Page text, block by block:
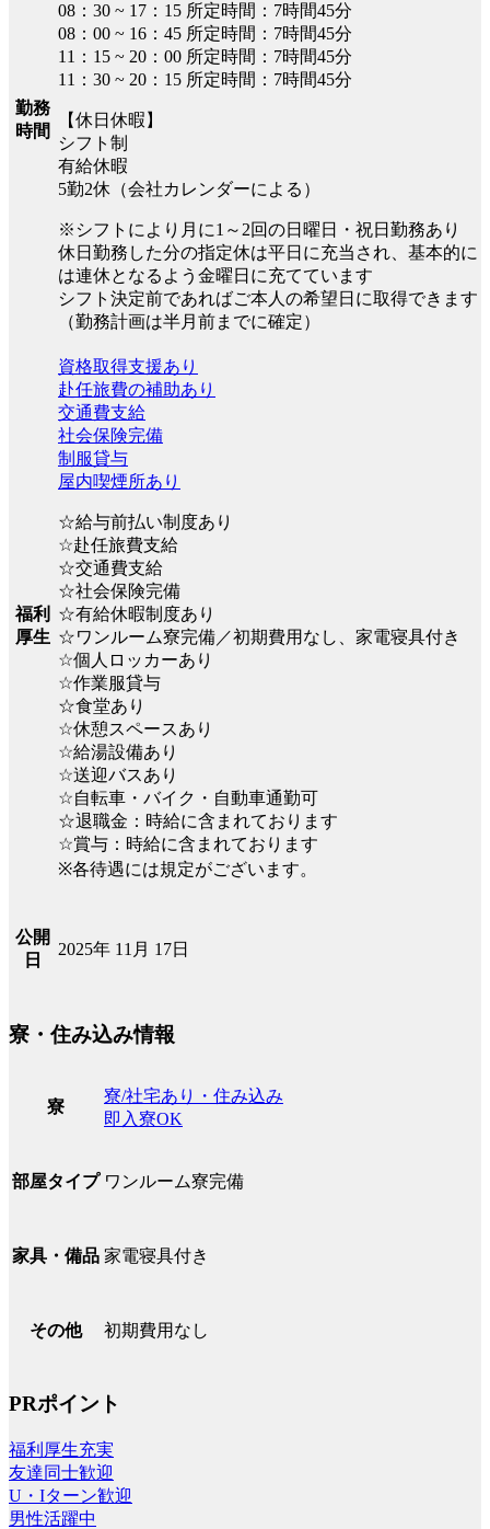
勤務
時間
08：30 ~ 17：15 所定時間：7時間45分
08：00 ~ 16：45 所定時間：7時間45分
11：15 ~ 20：00 所定時間：7時間45分
11：30 ~ 20：15 所定時間：7時間45分
【休日休暇】
シフト制
有給休暇
5勤2休（会社カレンダーによる）
※シフトにより月に1～2回の日曜日・祝日勤務あり
休日勤務した分の指定休は平日に充当され、基本的に
は連休となるよう金曜日に充てています
シフト決定前であればご本人の希望日に取得できます
（勤務計画は半月前までに確定）
福利
厚生
資格取得支援あり
赴任旅費の補助あり
交通費支給
社会保険完備
制服貸与
屋内喫煙所あり
☆給与前払い制度あり
☆赴任旅費支給
☆交通費支給
☆社会保険完備
☆有給休暇制度あり
☆ワンルーム寮完備／初期費用なし、家電寝具付き
☆個人ロッカーあり
☆作業服貸与
☆食堂あり
☆休憩スペースあり
☆給湯設備あり
☆送迎バスあり
☆自転車・バイク・自動車通勤可
☆退職金：時給に含まれております
☆賞与：時給に含まれております
※各待遇には規定がございます。
公開
日
2025年 11月 17日
寮・住み込み情報
寮
寮/社宅あり・住み込み
即入寮OK
部屋タイプ ワンルーム寮完備
家具・備品 家電寝具付き
その他 初期費用なし
PRポイント
福利厚生充実
友達同士歓迎
U・Iターン歓迎
男性活躍中